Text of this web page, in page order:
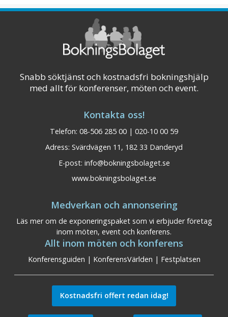
Snabb söktjänst och kostnadsfri bokningshjälp
med allt för konferenser, möten och event.
Kontakta oss!
Telefon: 08-506 285 00 | 020-10 00 59
Adress: Svärdvägen 11, 182 33 Danderyd
E-post: info@bokningsbolaget.se
www.bokningsbolaget.se
Medverkan och annonsering
Läs mer om de exponeringspaket som vi erbjuder företag
inom möten, event och konferens.
Allt inom möten och konferens
Konferensguiden | KonferensVärlden | Festplatsen
Kostnadsfri offert redan idag!